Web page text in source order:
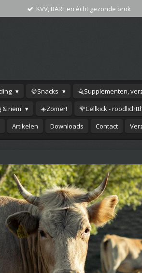
KVV, BARF en ècht gezonde brok
🍪Snacks 🪒Supplementen,
& riem
☀️Zomer! 🌹Cellkick -
Artikelen Downloads Contact